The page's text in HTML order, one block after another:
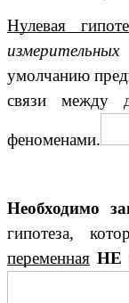
Нулевая
умолчанию
связи между
феноменами.
Необходимо
гипотеза,
переменная НЕ